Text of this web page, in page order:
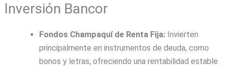
Inversión Bancor
Fondos Champaquí de Renta Fija: Invierten
principalmente en instrumentos de deuda, como
bonos y letras, ofreciendo una rentabilidad estable